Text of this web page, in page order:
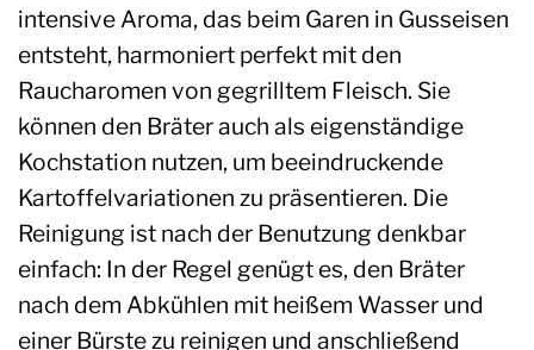
intensive Aroma, das beim Garen in Gusseisen
entsteht, harmoniert perfekt mit den
Raucharomen von gegrilltem Fleisch. Sie
können den Bräter auch als eigenständige
Kochstation nutzen, um beeindruckende
Kartoffelvariationen zu präsentieren. Die
Reinigung ist nach der Benutzung denkbar
einfach: In der Regel genügt es, den Bräter
nach dem Abkühlen mit heißem Wasser und
einer Bürste zu reinigen und anschließend